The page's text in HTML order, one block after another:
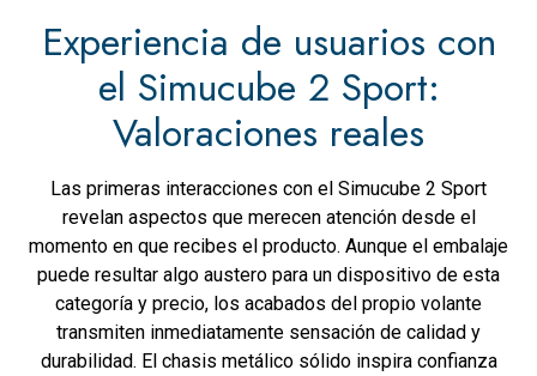
Experiencia de usuarios con
el Simucube 2 Sport:
Valoraciones reales
Las primeras interacciones con el Simucube 2 Sport
revelan aspectos que merecen atención desde el
momento en que recibes el producto. Aunque el embalaje
puede resultar algo austero para un dispositivo de esta
categoría y precio, los acabados del propio volante
transmiten inmediatamente sensación de calidad y
durabilidad. El chasis metálico sólido inspira confianza